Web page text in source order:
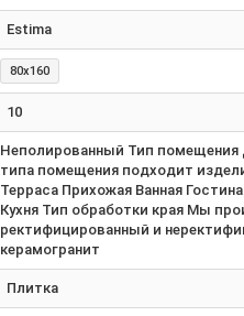
Estima
80x160
10
Неполированный Тип помещения
типа помещения подходит
Терраса Прихожая Ванная
Кухня Тип обработки края Мы
ректифицированный и
керамогранит
Плитка